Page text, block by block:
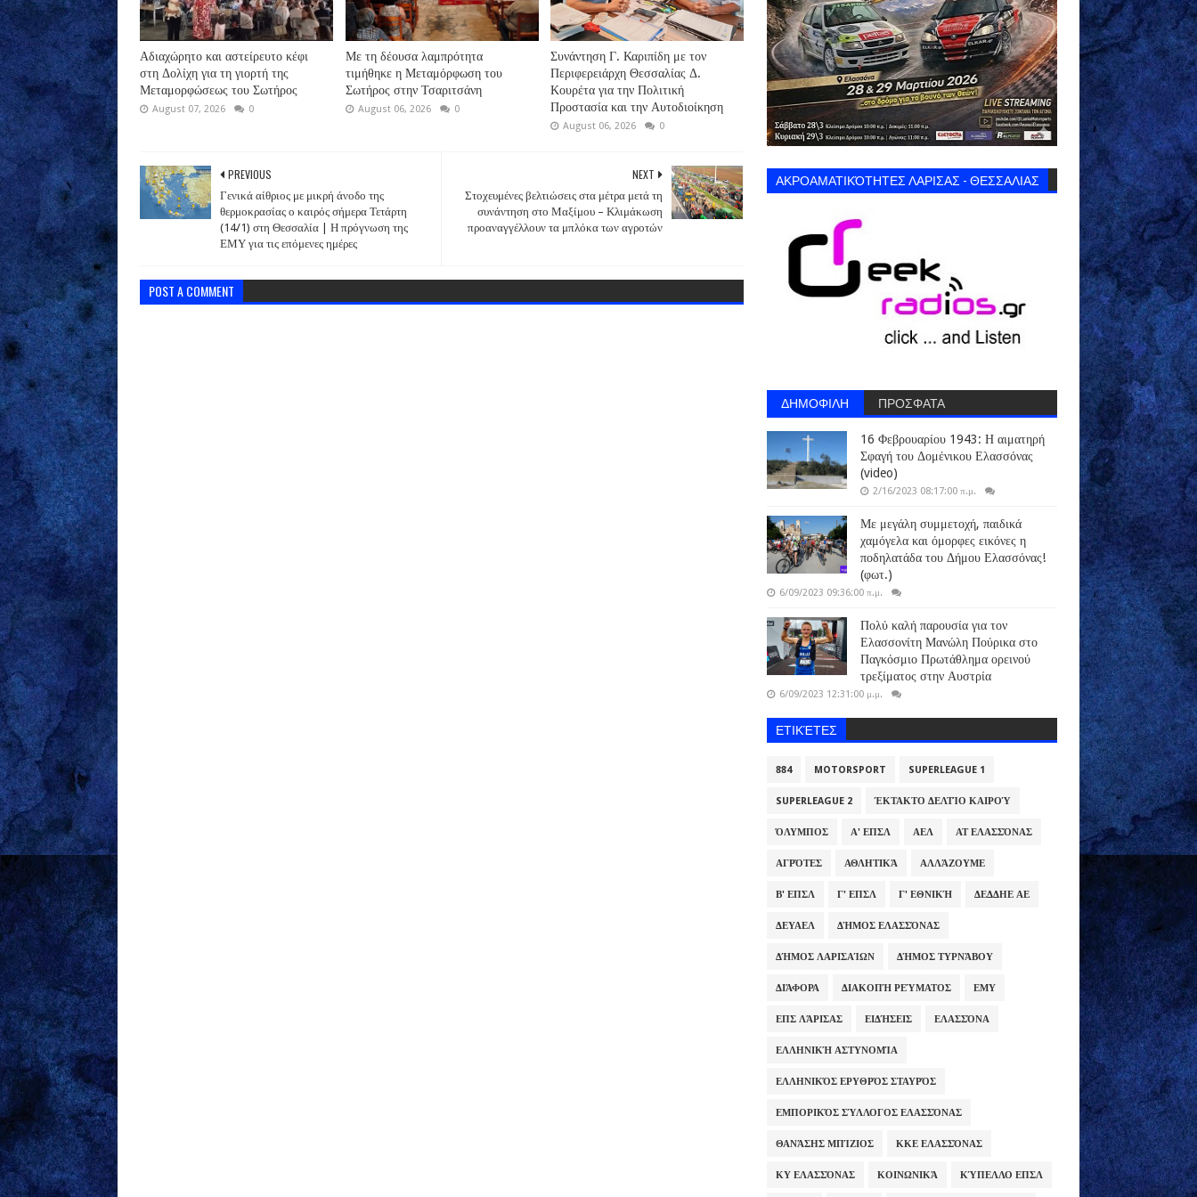
Αδιαχώρητο και αστείρευτο κέφι
στη Δολίχη για τη γιορτή της
Μεταμορφώσεως του Σωτήρος
August 07, 2026 0
Με τη δέουσα λαμπρότητα
τιμήθηκε η Μεταμόρφωση του
Σωτήρος στην Τσαριτσάνη
August 06, 2026 0
Συνάντηση Γ. Καριπίδη με τον
Περιφερειάρχη Θεσσαλίας Δ.
Κουρέτα για την Πολιτική
Προστασία και την Αυτοδιοίκηση
August 06, 2026 0
NEXT
Στοχευμένες βελτιώσεις στα μέτρα μετά τη
συνάντηση στο Μαξίμου – Κλιμάκωση
προαναγγέλλουν τα μπλόκα των αγροτών
PREVIOUS
Γενικά αίθριος με μικρή άνοδο της
θερμοκρασίας ο καιρός σήμερα Τετάρτη
(14/1) στη Θεσσαλία | Η πρόγνωση της
ΕΜΥ για τις επόμενες ημέρες
POST A COMMENT
ΑΚΡΟΑΜΑΤΙΚΌΤΗΤΕΣ ΛΑΡΙΣΑΣ - ΘΕΣΣΑΛΙΑΣ
ΔΗΜΟΦΙΛΗ ΠΡΟΣΦΑΤΑ
16 Φεβρουαρίου 1943: Η αιματηρή
Σφαγή του Δομένικου Ελασσόνας
(video)
2/16/2023 08:17:00 π.μ.
Με μεγάλη συμμετοχή, παιδικά
χαμόγελα και όμορφες εικόνες η
ποδηλατάδα του Δήμου Ελασσόνας!
(φωτ.)
6/09/2023 09:36:00 π.μ.
Πολύ καλή παρουσία για τον
Ελασσονίτη Μανώλη Πούρικα στο
Παγκόσμιο Πρωτάθλημα ορεινού
τρεξίματος στην Αυστρία
6/09/2023 12:31:00 μ.μ.
ΕΤΙΚΈΤΕΣ
884 MOTORSPORT SUPERLEAGUE 1
SUPERLEAGUE 2 ΈΚΤΑΚΤΟ ΔΕΛΤΊΟ ΚΑΙΡΟΎ
ΌΛΥΜΠΟΣ Α' ΕΠΣΛ ΑΕΛ ΑΤ ΕΛΑΣΣΌΝΑΣ
ΑΓΡΌΤΕΣ ΑΘΛΗΤΙΚΆ ΑΛΛΆΖΟΥΜΕ
Β' ΕΠΣΛ Γ' ΕΠΣΛ Γ' ΕΘΝΙΚΉ ΔΕΔΔΗΕ ΑΕ
ΔΕΥΑΕΛ ΔΉΜΟΣ ΕΛΑΣΣΌΝΑΣ
ΔΉΜΟΣ ΛΑΡΙΣΑΊΩΝ ΔΉΜΟΣ ΤΥΡΝΆΒΟΥ
ΔΙΆΦΟΡΑ ΔΙΑΚΟΠΉ ΡΕΎΜΑΤΟΣ ΕΜΥ
ΕΠΣ ΛΆΡΙΣΑΣ ΕΙΔΉΣΕΙΣ ΕΛΑΣΣΌΝΑ
ΕΛΛΗΝΙΚΉ ΑΣΤΥΝΟΜΊΑ
ΕΛΛΗΝΙΚΌΣ ΕΡΥΘΡΌΣ ΣΤΑΥΡΌΣ
ΕΜΠΟΡΙΚΌΣ ΣΎΛΛΟΓΟΣ ΕΛΑΣΣΌΝΑΣ
ΘΑΝΆΣΗΣ ΜΠΊΖΙΟΣ ΚΚΕ ΕΛΑΣΣΌΝΑΣ
ΚΥ ΕΛΑΣΣΌΝΑΣ ΚΟΙΝΩΝΙΚΆ ΚΎΠΕΛΛΟ ΕΠΣΛ